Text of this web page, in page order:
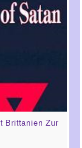
Brittanien Zur